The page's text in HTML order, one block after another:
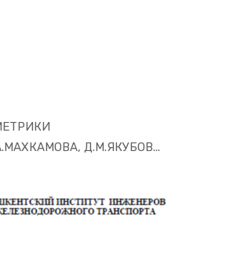
Д.М.ЯКУБОВ...
In Ekonome...